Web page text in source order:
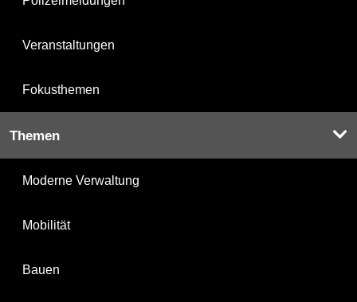
Veranstaltungen
Fokusthemen
Themen
Moderne Verwaltung
Mobilität
Bauen